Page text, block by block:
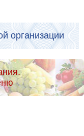
организации